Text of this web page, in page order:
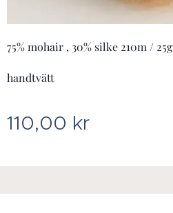
75% mohair , 30% silke 210m / 25g
handtvätt
110,00 kr